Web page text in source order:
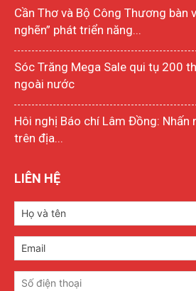
Cần Thơ và Bộ Công Thương bàn
nghẽn” phát triển năng...
Sóc Trăng Mega Sale qui tụ 200
ngoài nước
Hôi nghị Báo chí Lâm Đồng: Nhấn
trên địa...
LIÊN HỆ